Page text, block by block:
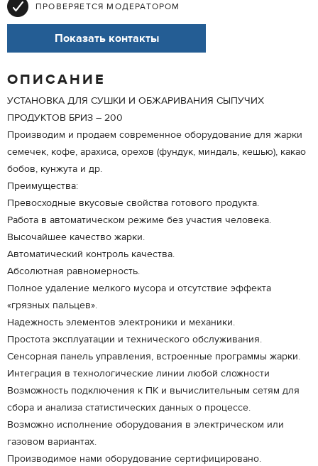
ПРОВЕРЯЕТСЯ МОДЕРАТОРОМ
Показать контакты
ОПИСАНИЕ
УСТАНОВКА ДЛЯ СУШКИ И ОБЖАРИВАНИЯ СЫПУЧИХ
ПРОДУКТОВ БРИЗ – 200
Производим и продаем современное оборудование для жарки
семечек, кофе, арахиса, орехов (фундук, миндаль, кешью), какао
бобов, кунжута и др.
Преимущества:
Превосходные вкусовые свойства готового продукта.
Работа в автоматическом режиме без участия человека.
Высочайшее качество жарки.
Автоматический контроль качества.
Абсолютная равномерность.
Полное удаление мелкого мусора и отсутствие эффекта
«грязных пальцев».
Надежность элементов электроники и механики.
Простота эксплуатации и технического обслуживания.
Сенсорная панель управления, встроенные программы жарки.
Интеграция в технологические линии любой сложности
Возможность подключения к ПК и вычислительным сетям для
сбора и анализа статистических данных о процессе.
Возможно исполнение оборудования в электрическом или
газовом вариантах.
Производимое нами оборудование сертифицировано.